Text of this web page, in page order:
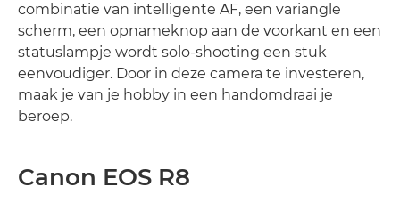
combinatie van intelligente AF, een variangle
scherm, een opnameknop aan de voorkant en een
statuslampje wordt solo-shooting een stuk
eenvoudiger. Door in deze camera te investeren,
maak je van je hobby in een handomdraai je
beroep.
Canon EOS R8